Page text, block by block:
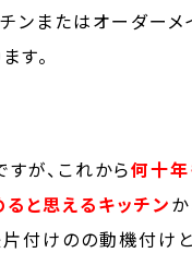
ンまたはオーダーメ
す。
が、これから何十
と思えるキッチン
片付けのの動機付け